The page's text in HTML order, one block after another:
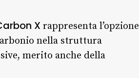
X rappresenta l’opzione
nella struttura
merito anche della